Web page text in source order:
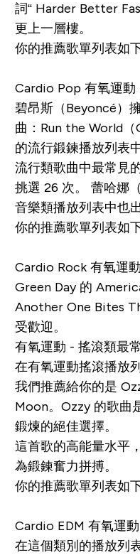
詞“ Harder Better
更上一層樓。
你的推薦歌單列表如
Cardio Pop 有氧運動
碧昂斯（Beyoncé）
曲： Run the World（
的流行鍛鍊播放列表中
流行類歌曲中最常見
挑選 26 次。 蕾哈娜
音樂類播放列表中也
你的推薦歌單列表如
Cardio Rock 有氧運
Green Day 的
Another One Bites
受歡迎。
有氧運動 - 搖滾類最
在有氧運動搖滾播放
我們推薦給你的是
Moon。Ozzy 的歌曲
鍛煉的絕佳選擇。
這首歌的高能量水平
為鍛鍊奮力拼搏。
你的推薦歌單列表如
Cardio EDM 有氧運
在這個類別的播放列